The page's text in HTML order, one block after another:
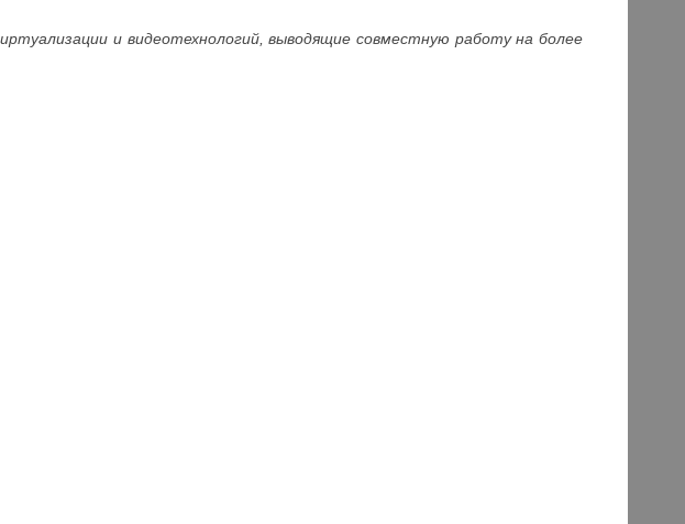
и видеотехнологий, выводящие совместную работу на более